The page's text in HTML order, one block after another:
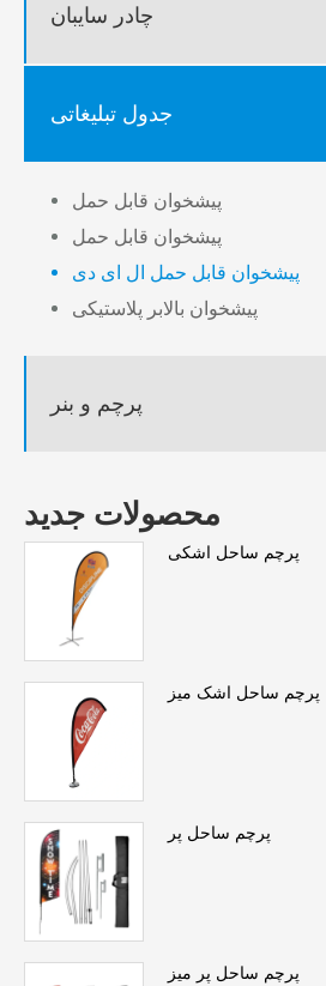
چادر سایبان
جدول تبلیغاتی
پیشخوان قابل حمل
پیشخوان قابل حمل
پیشخوان قابل حمل ال ای دی
پیشخوان بالابر پلاستیکی
پرچم و بنر
محصولات جدید
پرچم ساحل اشکی
پرچم ساحل اشک میز
پرچم ساحل پر
پرچم ساحل پر میز